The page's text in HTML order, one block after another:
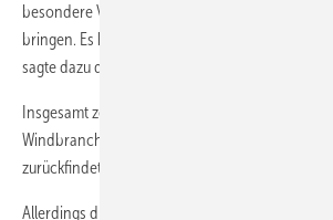
besondere Verantwortung die Energiewende
bringen. Es braucht gerade in den
sagte dazu der BWE-Präsident Hermann Albers.
Insgesamt zeigten „die Zahlen zu den
Windbranche Schritt für Schritt auf einen
zurückfindet“, lobte Albers die Entwicklung
Allerdings droht nun bereits eine neue Bremse